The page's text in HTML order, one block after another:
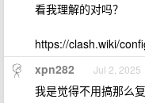
看我理解的对吗？
https://clash.wiki/
xpn282 Jul 2, 2025
我是觉得不用搞那么